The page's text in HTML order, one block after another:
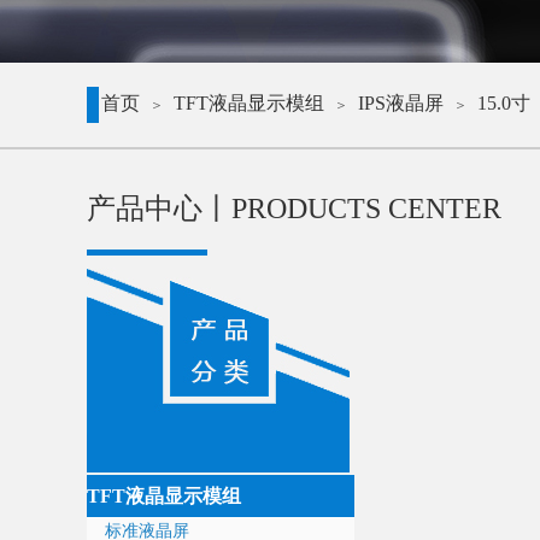
首页 ＞ TFT液晶显示模组 ＞ IPS液晶屏 ＞ 15.0寸
产品中心丨 PRODUCTS CENTER
TFT液晶显示模组
标准液晶屏